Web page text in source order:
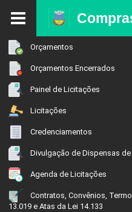
Orçamentos
Orçamentos Encerrados
Painel de Licitações
Licitações
Credenciamentos
Divulgação de Dispensas
Agenda de Licitações
Contratos, Convênios,
13.019 e Atas da Lei 14.133